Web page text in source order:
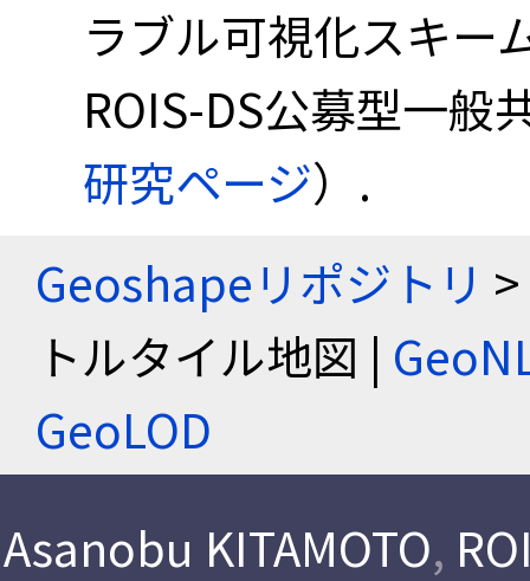
ラブル可視化スキー
ROIS-DS公募型一般
研究ページ）.
Geoshapeリポジトリ
トルタイル地図 |
GeoLOD
Asanobu KITAMOTO,